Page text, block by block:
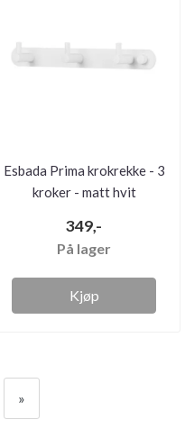
Esbada Prima krokrekke - 3
kroker - matt hvit
349,-
På lager
Kjøp
»